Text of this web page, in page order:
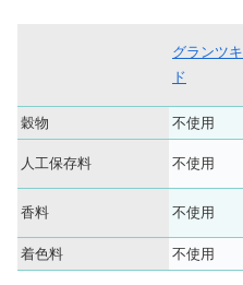
グランツ
ド
穀物
不使用
人工保存料 不使用
香料 不使用
着色料 不使用